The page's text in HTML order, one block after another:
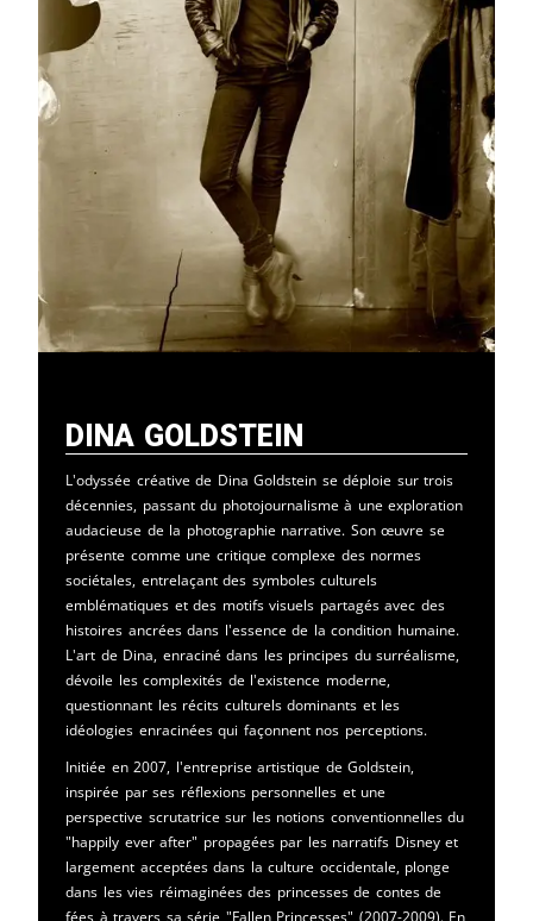
Dina Goldstein
L'odyssée créative de Dina Goldstein se déploie sur trois
décennies, passant du photojournalisme à une exploration
audacieuse de la photographie narrative. Son œuvre se
présente comme une critique complexe des normes
sociétales, entrelaçant des symboles culturels
emblématiques et des motifs visuels partagés avec des
histoires ancrées dans l'essence de la condition humaine.
L'art de Dina, enraciné dans les principes du surréalisme,
dévoile les complexités de l'existence moderne,
questionnant les récits culturels dominants et les
idéologies enracinées qui façonnent nos perceptions.
Initiée en 2007, l'entreprise artistique de Goldstein,
inspirée par ses réflexions personnelles et une
perspective scrutatrice sur les notions conventionnelles du
"happily ever after" propagées par les narratifs Disney et
largement acceptées dans la culture occidentale, plonge
dans les vies réimaginées des princesses de contes de
fées à travers sa série "Fallen Princesses" (2007-2009). En